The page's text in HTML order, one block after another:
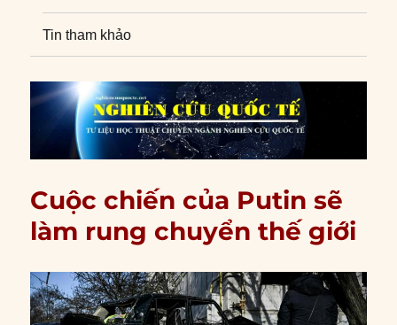
Tin tham khảo
Cuộc chiến của Putin sẽ
làm rung chuyển thế giới